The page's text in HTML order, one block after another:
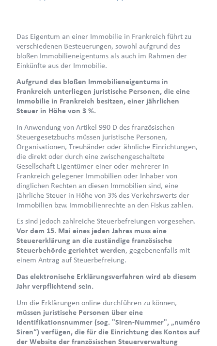
Das Eigentum an einer Immobilie in Frankreich führt zu
verschiedenen Besteuerungen, sowohl aufgrund des
bloßen Immobilieneigentums als auch im Rahmen der
Einkünfte aus der Immobilie.
Aufgrund des bloßen Immobilieneigentums in
Frankreich unterliegen juristische Personen, die eine
Immobilie in Frankreich besitzen, einer jährlichen
Steuer in Höhe von 3 %.
In Anwendung von Artikel 990 D des französischen
Steuergesetzbuchs müssen juristische Personen,
Organisationen, Treuhänder oder ähnliche Einrichtungen,
die direkt oder durch eine zwischengeschaltete
Gesellschaft Eigentümer einer oder mehrerer in
Frankreich gelegener Immobilien oder Inhaber von
dinglichen Rechten an diesen Immobilien sind, eine
jährliche Steuer in Höhe von 3% des Verkehrswerts der
Immobilien bzw. Immobilienrechte an den Fiskus zahlen.
Es sind jedoch zahlreiche Steuerbefreiungen vorgesehen.
Vor dem 15. Mai eines jeden Jahres muss eine
Steuererklärung an die zuständige französische
Steuerbehörde gerichtet werden, gegebenenfalls mit
einem Antrag auf Steuerbefreiung.
Das elektronische Erklärungsverfahren wird ab diesem
Jahr verpflichtend sein.
Um die Erklärungen online durchführen zu können,
müssen juristische Personen über eine
Identifikationsnummer (sog. "Siren-Nummer", „numéro
Siren“) verfügen, die für die Einrichtung des Kontos auf
der Website der französischen Steuerverwaltung